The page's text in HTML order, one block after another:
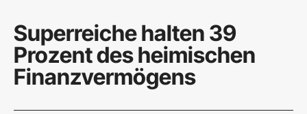
Superreiche halten 39
Prozent des heimischen
Finanzvermögens